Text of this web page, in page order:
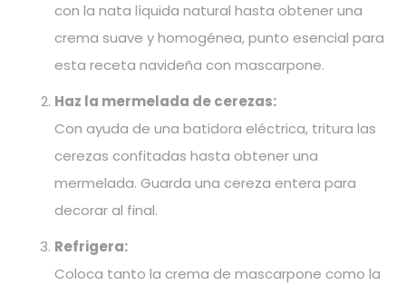
con la nata líquida natural hasta obtener una
crema suave y homogénea, punto esencial para
esta receta navideña con mascarpone.
Haz la mermelada de cerezas:
Con ayuda de una batidora eléctrica, tritura las
cerezas confitadas hasta obtener una
mermelada. Guarda una cereza entera para
decorar al final.
Refrigera:
Coloca tanto la crema de mascarpone como la